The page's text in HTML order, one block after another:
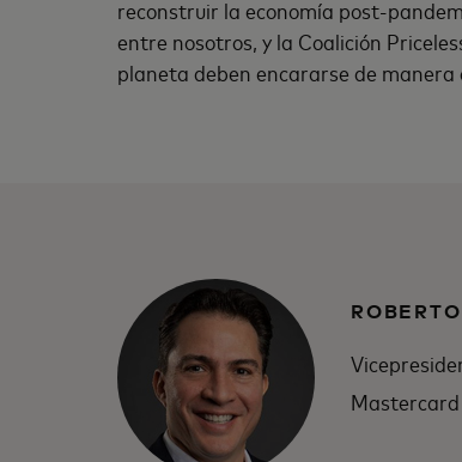
reconstruir la economía post-
entre nosotros, y la Coalición
planeta deben encararse de manera